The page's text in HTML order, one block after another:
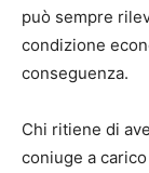
può sempre
condizione
conseguenza.
Chi ritiene di
coniuge a